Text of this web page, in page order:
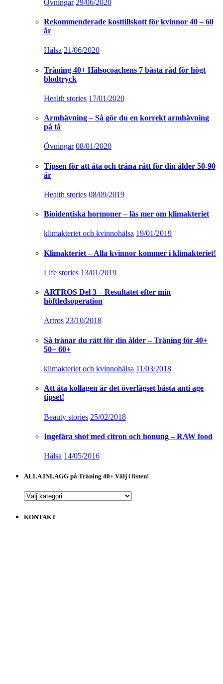
Övningar 29/06/2020
Rekommenderade kosttillskott för kvinnor 40 – 60
år
Hälsa 21/06/2020
Träning 40+ Hälsocoachens 7 bästa råd för högt
blodtryck
Health stories 17/01/2020
Armhävning – Så gör du en korrekt armhävning
på tå
Övningar 08/01/2020
Tipsen för att äta och träna rätt för din ålder 50-90
år
Health stories 08/09/2019
Bioidentiska hormoner – läs mer om klimakteriet
klimakteriet och kvinnohälsa 19/01/2019
Klimakteriet – Alla kvinnor kommer i klimakteriet!
Life stories 13/01/2019
ARTROS Del 3 – Resultatet efter min
höftledsoperation
Artros 23/10/2018
Så tränar du rätt för din ålder – Träning för 40+
50+ 60+
klimakteriet och kvinnohälsa 11/03/2018
Att äta kollagen är det överlägset bästa anti age
tipset!
Beauty stories 25/02/2018
Ingefära shot med citron och honung – RAW food
Hälsa 14/05/2016
ALLA INLÄGG på Träning 40+ Välj i listen!
ALLA
på
Träning
KONTAKT